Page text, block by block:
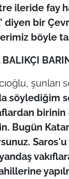
ileride fay
diyen bir
böyle
BALIKÇI
şunları
söylediğim
birinin
Bugün